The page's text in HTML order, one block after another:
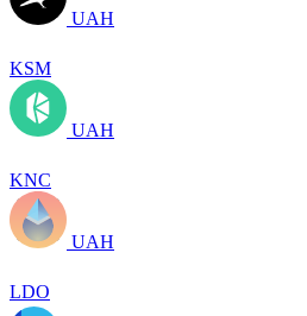
UAH
KSM
UAH
KNC
UAH
LDO